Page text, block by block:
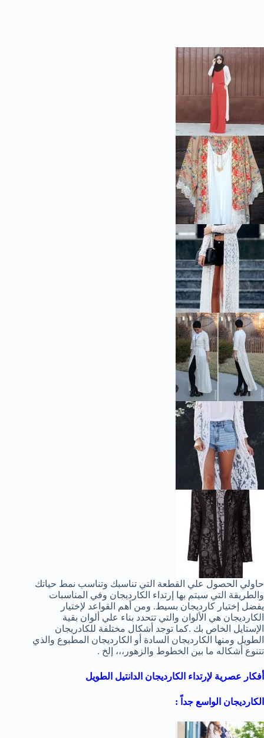
حاولي الحصول علي القطعة التي تناسبك وتناسب نمط حياتك
والطريقة التي سيتم بها إرتداء الكارديجان وفي المناسبات
يفضل إختيار كارديجان بسيط. ومن أهم القواعد لإختيار
الكارديجان هي الألوان والتي تتحدد بناء علي ألوان بقية
الإستايل الخاص بك .كما توجد أشكال مختلفة للكادريجان
الطويل ومنها الكارديجان السادة أو الكارديجان المطبوع والذي
تتنوع أشكاله ما بين الخطوط والزهور،،، إلخ .
أفكار عصرية لإرتداء الكارديجان الدانتيل الطويل
الكارديجان الواسع جداً :